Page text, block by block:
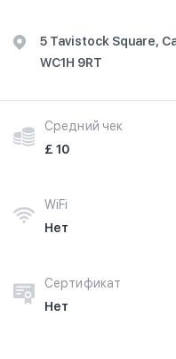
5 Tavistock Square,
WC1H 9RT
Средний чек
£ 10
WiFi
Нет
Сертификат
Нет